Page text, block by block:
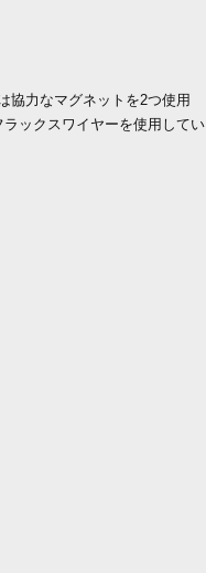
協力なマグネットを2つ使用
ックスワイヤーを使用してい